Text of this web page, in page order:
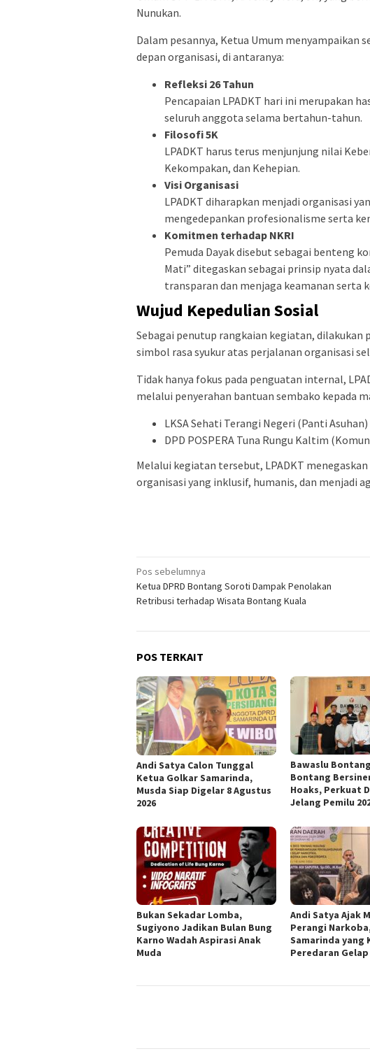
Nunukan.
Dalam pesannya, Ketua Umum menyampaikan
depan organisasi, di antaranya:
Refleksi 26 Tahun
Pencapaian LPADKT hari ini merupakan
seluruh anggota selama bertahun-tahun.
Filosofi 5K
LPADKT harus terus menjunjung nilai
Kekompakan, dan Kehepian.
Visi Organisasi
LPADKT diharapkan menjadi organisasi
mengedepankan profesionalisme serta
Komitmen terhadap NKRI
Pemuda Dayak disebut sebagai benteng
Mati” ditegaskan sebagai prinsip nyata
transparan dan menjaga keamanan serta
Wujud Kepedulian Sosial
Sebagai penutup rangkaian kegiatan,
simbol rasa syukur atas perjalanan organisasi
Tidak hanya fokus pada penguatan internal,
melalui penyerahan bantuan sembako kepada
LKSA Sehati Terangi Negeri (Panti Asuhan)
DPD POSPERA Tuna Rungu Kaltim
Melalui kegiatan tersebut, LPADKT
organisasi yang inklusif, humanis, dan menjadi
Navigasi
pos
Pos sebelumnya
Ketua DPRD Bontang Soroti Dampak Penolakan
Retribusi terhadap Wisata Bontang Kuala
POS TERKAIT
Andi Satya Calon Tunggal
Ketua Golkar Samarinda,
Musda Siap Digelar 8 Agustus
2026
Bawaslu
Bontang
Hoaks, Perkuat
Jelang Pemilu
Bukan Sekadar Lomba,
Sugiyono Jadikan Bulan Bung
Karno Wadah Aspirasi Anak
Muda
Andi Satya Ajak
Perangi
Samarinda yang
Peredaran Gelap